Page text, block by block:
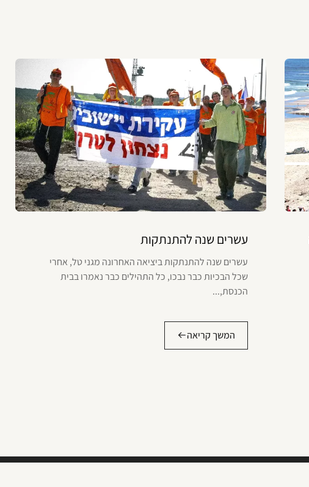
עשרים שנה להתנתקות
עשרים שנה להתנתקות ביציאה האחרונה מגני טל, אחרי
שכל הבכיות כבר נבכו, כל התהילים כבר נאמרו בבית
הכנסת,...
המשך קריאה